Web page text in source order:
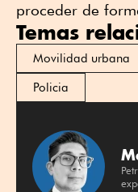
proceder de
Temas
Movilidad urbana
Policia